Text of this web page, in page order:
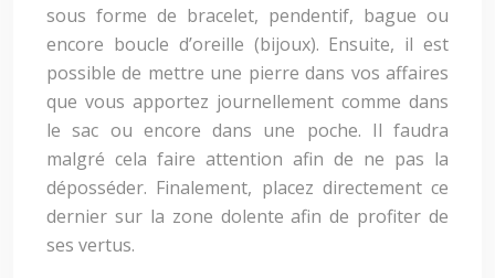
sous forme de bracelet, pendentif, bague ou
encore boucle d’oreille (bijoux). Ensuite, il est
possible de mettre une pierre dans vos affaires
que vous apportez journellement comme dans
le sac ou encore dans une poche. Il faudra
malgré cela faire attention afin de ne pas la
déposséder. Finalement, placez directement ce
dernier sur la zone dolente afin de profiter de
ses vertus.